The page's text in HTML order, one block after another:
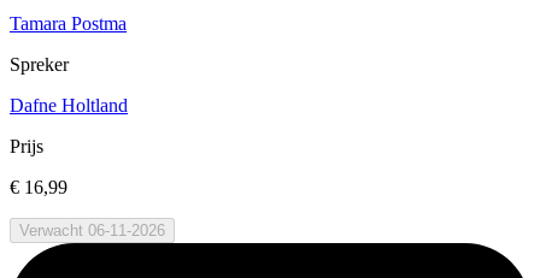
Tamara Postma
Spreker
Dafne Holtland
Prijs
€ 16,99
Verwacht 06-11-2026